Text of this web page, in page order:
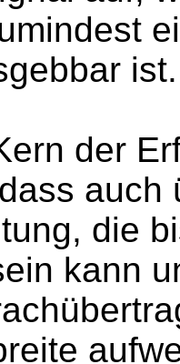
ist.
der
auch
die
kann